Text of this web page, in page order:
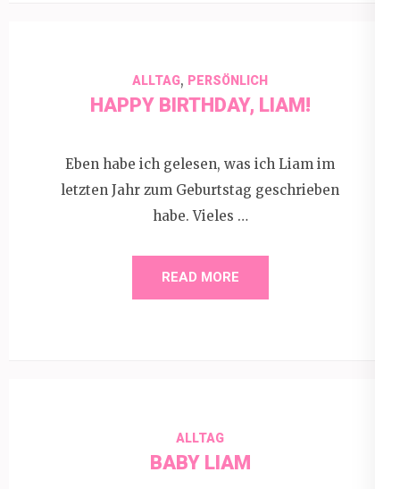
ALLTAG, PERSÖNLICH
HAPPY BIRTHDAY, LIAM!
Eben habe ich gelesen, was ich Liam im
letzten Jahr zum Geburtstag geschrieben
habe. Vieles …
READ MORE
ALLTAG
BABY LIAM